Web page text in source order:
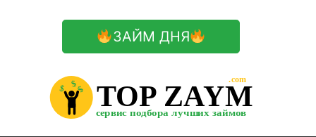
ЗАЙМ ДНЯ
TOP ZAYM
сервис подбора лучших займов
.com
$
$
$